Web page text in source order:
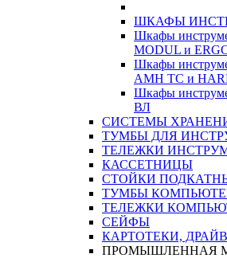
ШКАФЫ
Шкафы
MODUL и
Шкафы
АМН ТС и
Шкафы
ВЛ
СИСТЕМЫ
ТУМБЫ ДЛЯ
ТЕЛЕЖКИ
КАССЕТНИЦЫ
СТОЙКИ
ТУМБЫ
ТЕЛЕЖКИ
СЕЙФЫ
КАРТОТЕКИ,
ПРОМЫШЛЕННАЯ